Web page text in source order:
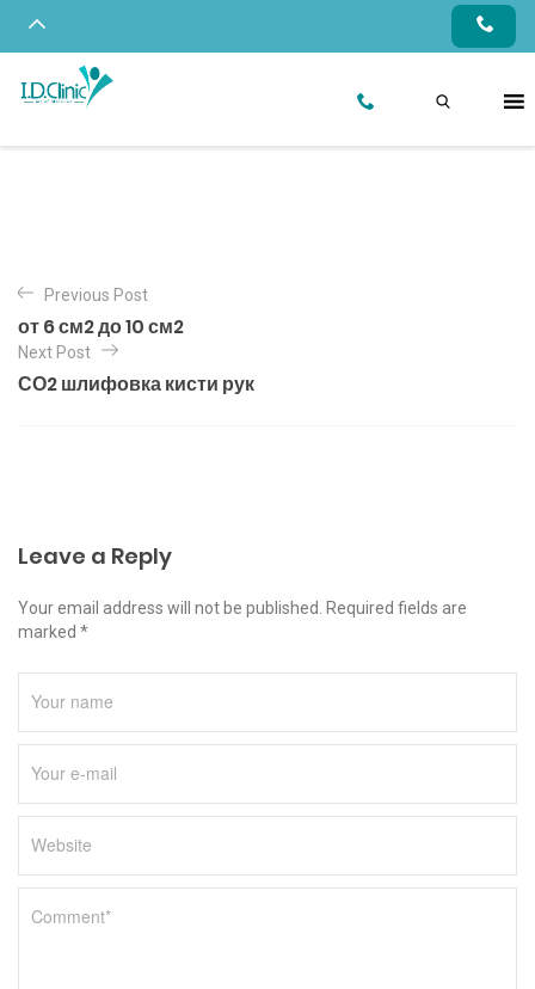
Previous Post
от 6 см2 до 10 см2
Next Post
СО2 шлифовка кисти рук
Leave a Reply
Your email address will not be published. Required fields are
marked *